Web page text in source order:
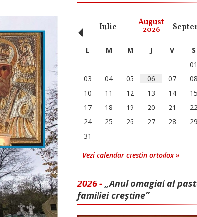
Iulie August
2026
‹ L M M J V S
01
03
04 05 06 07 08
10
11 12 13 14 15
17
18 19 20 21 22
24
25 26 27 28 29
31
Vezi calendar crestin ortodox »
2026 - „Anul omagial al
familiei creștine”